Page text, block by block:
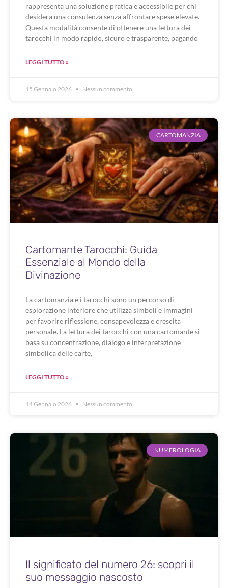
rappresenta una soluzione pratica e accessibile per chi
desidera una consulenza senza affrontare spese elevate.
Questa modalità consente di ottenere una lettura dei
tarocchi in modo rapido, sicuro e trasparente, pagando
LEGGI TUTTO »
15 Gennaio 2026 Nessun commento
CARTOMANZIA
Cartomante Tarocchi: Guida
Essenziale al Mondo della
Divinazione
La cartomanzia e i tarocchi sono un percorso di
esplorazione interiore che utilizza simboli e immagini
per favorire riflessione, consapevolezza e crescita
personale. La lettura dei tarocchi con una cartomante si
basa su concentrazione, dialogo e interpretazione
simbolica delle carte,
LEGGI TUTTO »
14 Gennaio 2026 Nessun commento
NUMEROLOGIA
Il significato del numero 26: scopri il
suo messaggio nascosto